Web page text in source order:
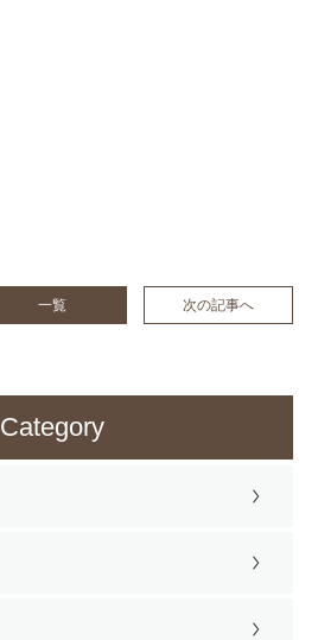
一覧 次の記事へ
Category